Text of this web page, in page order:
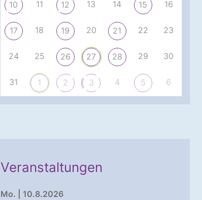
10 11 12 13 14 15 16
17 18 19 20 21 22 23
24 25 26 27 28 29 30
31 1 2 3 4 5 6
Veranstaltungen
Mo. | 10.8.2026